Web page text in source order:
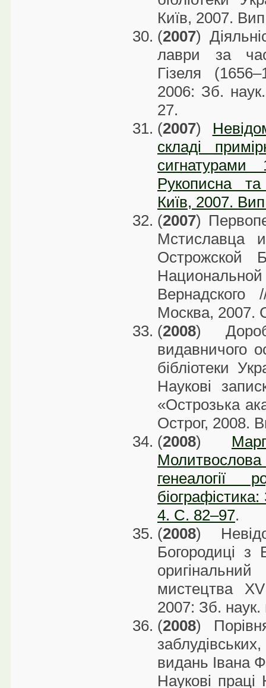
Київ, 2007.
(2007)
лаври за
Гізеля
2006: Зб.
27.
(2007)
складі
Рукописна
Київ, 2007.
(2007)
Мстиславца
Острожской
Москва, 2007.
(2008)
видавничого
бібліотеки
Наукові
«Острозька
Острог, 2008.
(2008)
генеалогії
4. С. 82–97.
(2008)
Богородиці з
оригінальний
мистецтва
2007: Зб.
(2008)
видань Івана
Наукові праці